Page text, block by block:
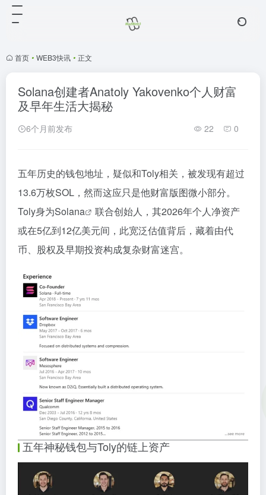
首页 • WEB3快讯 • 正文
Solana创建者Anatoly Yakovenko个人财富
及早年生活大揭秘
6个月前发布 22 0
五年历史的钱包地址，疑似和Toly相关，被发现有超过
13.6万枚SOL，然而这应只是他财富版图微小部分。
Toly身为Solana
联合创始人，其2026年个人净资产
或在5亿到12亿美元间，此宽泛估值背后，藏着由代
币、股权及早期投资构成复杂财富迷宫。
五年神秘钱包与Toly的链上资产